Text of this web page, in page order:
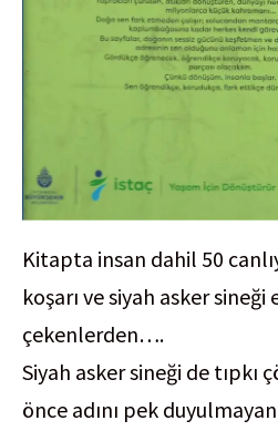
Kitapta insan dahil 50
koşarı ve siyah asker sineği
çekenlerden….
Siyah asker sineği de tıpkı
önce adını pek